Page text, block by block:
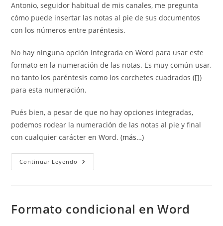
entrada:
entrada:
Antonio, seguidor habitual de mis canales, me pregunta
cómo puede insertar las notas al pie de sus documentos
con los números entre paréntesis.
No hay ninguna opción integrada en Word para usar este
formato en la numeración de las notas. Es muy común usar,
no tanto los paréntesis como los corchetes cuadrados ([])
para esta numeración.
Pués bien, a pesar de que no hay opciones integradas,
podemos rodear la numeración de las notas al pie y final
con cualquier carácter en Word.(más…)
Continuar Leyendo Añadir
Corchetes
Notas
Al
Formato condicional en Word